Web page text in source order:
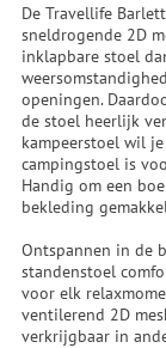
De Travellife
sneldrogende 2D
inklapbare stoel
openingen.
de stoel heerlijk
kampeerstoel wil
campingstoel is
Handig om een
bekleding
Ontspannen in de
standenstoel
voor elk
ventilerend 2D
verkrijgbaar in